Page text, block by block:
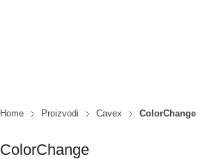
Home Proizvodi Cavex ColorChange
ColorChange